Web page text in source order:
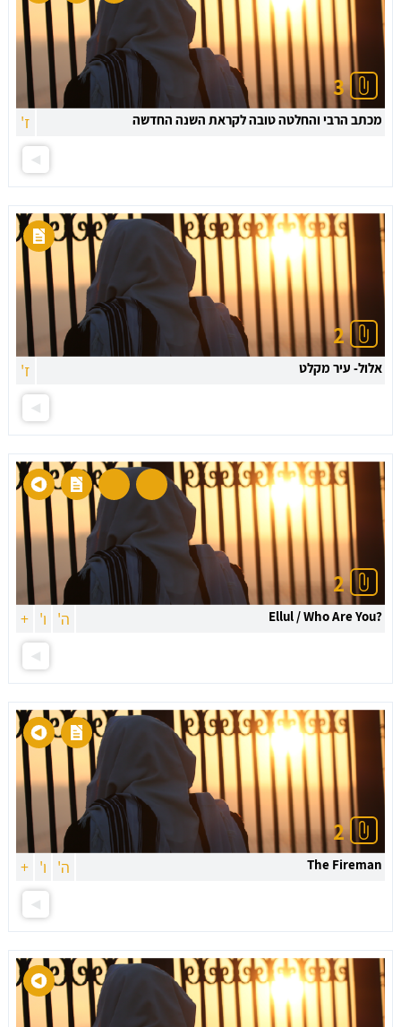
3
מכתב הרבי והחלטה טובה לקראת השנה החדשה ז'
2
אלול- עיר מקלט ז'
2
?Ellul / Who Are You ה' ו' +
2
The Fireman ה' ו' +